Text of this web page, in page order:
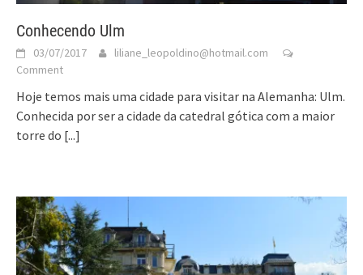
Conhecendo Ulm
03/07/2017
liliane_leopoldino@hotmail.com
Comment
Hoje temos mais uma cidade para visitar na Alemanha: Ulm.
Conhecida por ser a cidade da catedral gótica com a maior
torre do [...]